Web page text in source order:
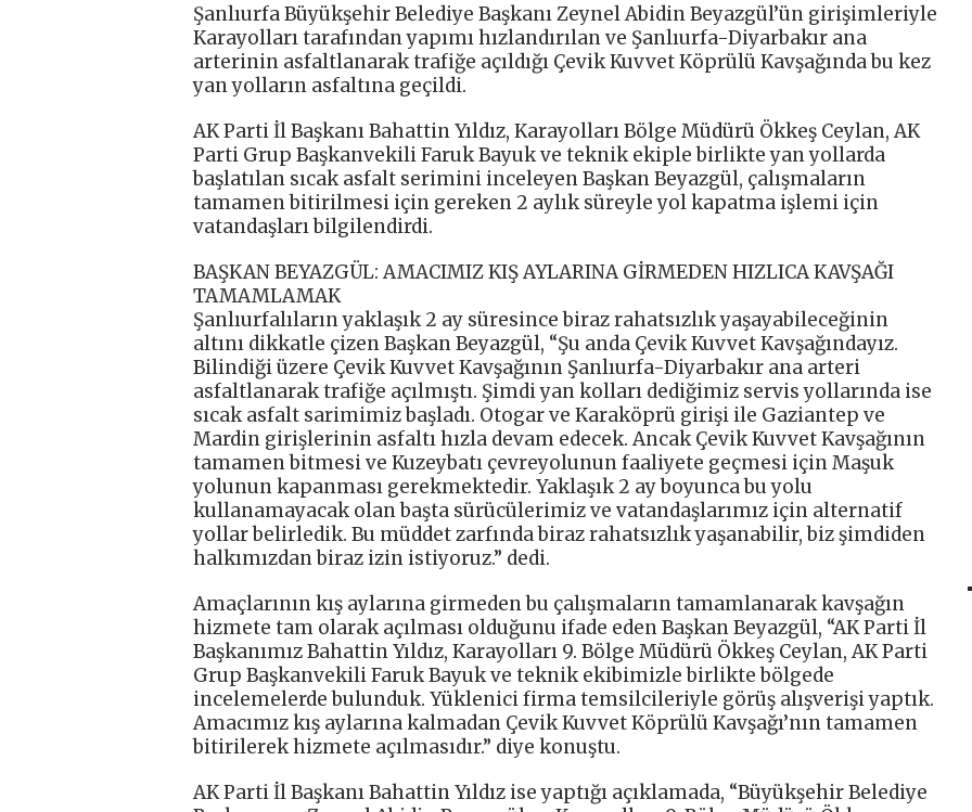
Şanlıurfa Büyükşehir Belediye Başkanı Zeynel Abidin Beyazgül’ün girişimleriyle
Karayolları tarafından yapımı hızlandırılan ve Şanlıurfa-Diyarbakır ana
arterinin asfaltlanarak trafiğe açıldığı Çevik Kuvvet Köprülü Kavşağında bu kez
yan yolların asfaltına geçildi.
AK Parti İl Başkanı Bahattin Yıldız, Karayolları Bölge Müdürü Ökkeş Ceylan, AK
Parti Grup Başkanvekili Faruk Bayuk ve teknik ekiple birlikte yan yollarda
başlatılan sıcak asfalt serimini inceleyen Başkan Beyazgül, çalışmaların
tamamen bitirilmesi için gereken 2 aylık süreyle yol kapatma işlemi için
vatandaşları bilgilendirdi.
BAŞKAN BEYAZGÜL: AMACIMIZ KIŞ AYLARINA GİRMEDEN HIZLICA KAVŞAĞI
TAMAMLAMAK
Şanlıurfalıların yaklaşık 2 ay süresince biraz rahatsızlık yaşayabileceğinin
altını dikkatle çizen Başkan Beyazgül, “Şu anda Çevik Kuvvet Kavşağındayız.
Bilindiği üzere Çevik Kuvvet Kavşağının Şanlıurfa-Diyarbakır ana arteri
asfaltlanarak trafiğe açılmıştı. Şimdi yan kolları dediğimiz servis yollarında ise
sıcak asfalt sarimimiz başladı. Otogar ve Karaköprü girişi ile Gaziantep ve
Mardin girişlerinin asfaltı hızla devam edecek. Ancak Çevik Kuvvet Kavşağının
tamamen bitmesi ve Kuzeybatı çevreyolunun faaliyete geçmesi için Maşuk
yolunun kapanması gerekmektedir. Yaklaşık 2 ay boyunca bu yolu
kullanamayacak olan başta sürücülerimiz ve vatandaşlarımız için alternatif
yollar belirledik. Bu müddet zarfında biraz rahatsızlık yaşanabilir, biz şimdiden
halkımızdan biraz izin istiyoruz.” dedi.
Amaçlarının kış aylarına girmeden bu çalışmaların tamamlanarak kavşağın
hizmete tam olarak açılması olduğunu ifade eden Başkan Beyazgül, “AK Parti İl
Başkanımız Bahattin Yıldız, Karayolları 9. Bölge Müdürü Ökkeş Ceylan, AK Parti
Grup Başkanvekili Faruk Bayuk ve teknik ekibimizle birlikte bölgede
incelemelerde bulunduk. Yüklenici firma temsilcileriyle görüş alışverişi yaptık.
Amacımız kış aylarına kalmadan Çevik Kuvvet Köprülü Kavşağı’nın tamamen
bitirilerek hizmete açılmasıdır.” diye konuştu.
AK Parti İl Başkanı Bahattin Yıldız ise yaptığı açıklamada, “Büyükşehir Belediye